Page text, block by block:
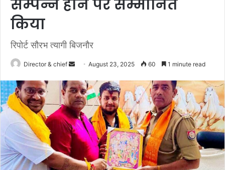
सम्पन्न होने पर सम्मानित
किया
रिपोर्ट सौरभ त्यागी बिजनौर
Director & chief
Send
email
August 23, 2025 60 1 minute read